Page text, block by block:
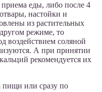
еды, либо после 4
настойки и
из растительных
режиме, то
воздействием соляной
А при принятии
рекомендуется их
пищи или сразу по